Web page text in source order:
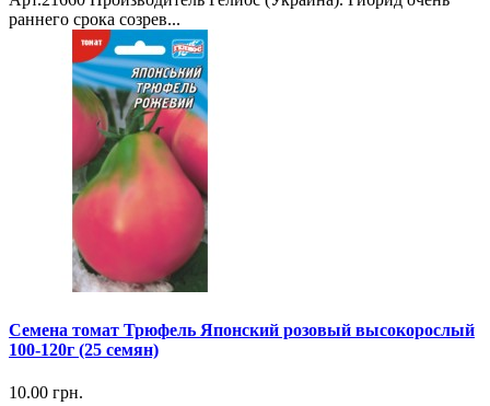
раннего срока созрев...
Семена томат Трюфель Японский розовый высокорослый
100-120г (25 семян)
10.00 грн.